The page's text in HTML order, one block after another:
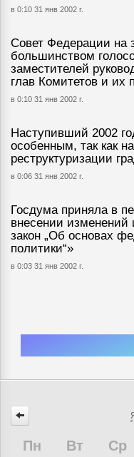
в 0:10 31 янв 2002 г.
Совет Федерации на
большинством
заместителей
глав Комитетов и их
в 0:10 31 янв 2002 г.
Наступивший 2002
особенным, так как
реструктуризации
в 0:06 31 янв 2002 г.
Госдума приняла в
внесении
закон „Об основах
политики“»
в 0:03 31 янв 2002 г.
Пн Вт Ср